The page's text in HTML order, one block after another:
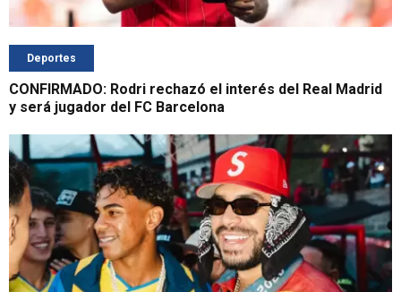
Deportes
CONFIRMADO: Rodri rechazó el interés del Real Madrid
y será jugador del FC Barcelona